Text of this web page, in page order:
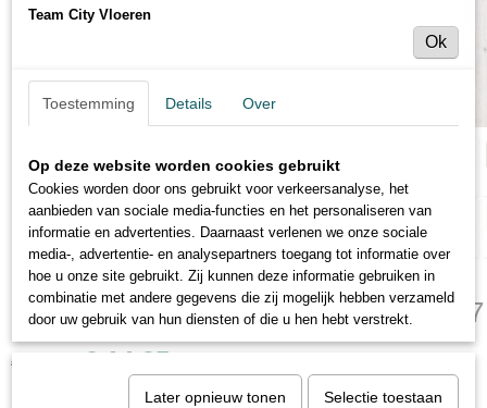
Beautifloor Ardennen Stavelot BTF477
€ 19,75 € 14,95
Levertijd 1 tot 5 dagen
Team City Vloeren
Ok
Toestemming Details Over
Op deze website worden cookies gebruikt
Cookies worden door ons gebruikt voor verkeersanalyse, het
aanbieden van sociale media-functies en het personaliseren van
informatie en advertenties. Daarnaast verlenen we onze sociale
media-, advertentie- en analysepartners toegang tot informatie over
hoe u onze site gebruikt. Zij kunnen deze informatie gebruiken in
combinatie met andere gegevens die zij mogelijk hebben verzameld
door uw gebruik van hun diensten of die u hen hebt verstrekt.
Later opnieuw tonen Selectie toestaan